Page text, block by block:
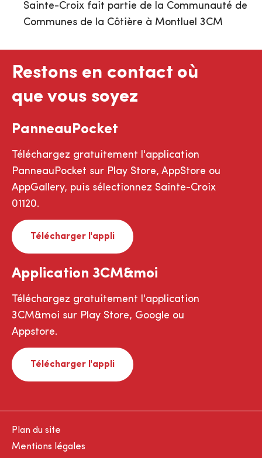
Sainte-Croix fait partie de la Communauté de
Communes de la Côtière à Montluel 3CM
Restons en contact où
que vous soyez
PanneauPocket
Téléchargez gratuitement l'application
PanneauPocket sur Play Store, AppStore ou
AppGallery, puis sélectionnez Sainte-Croix
01120.
Télécharger l'appli
Application 3CM&moi
Téléchargez gratuitement l'application
3CM&moi sur Play Store, Google ou
Appstore.
Télécharger l'appli
Plan du site
Mentions légales